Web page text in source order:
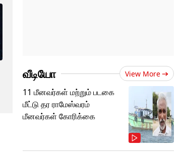
வீடியோ View More
11 மீனவர்கள் மற்றும் படகை
மீட்டு தர ராமேஸ்வரம்
மீனவர்கள் கோரிக்கை